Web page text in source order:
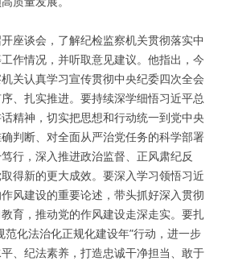
座谈会，了解纪检监察机关贯彻落实中
作情况，并听取意见建议。他指出，今
关认真学习宣传贯彻中央纪委四次全会
、扎实推进。要持续深学细悟习近平总
精神，切实把思想和行动统一到党中央
判断、对全面从严治党任务的科学部署
行，深入推进政治监督、正风肃纪反
得新的更大成效。要深入学习领悟习近
风建设的重要论述，带头抓好深入贯彻
育，推动党的作风建设走深走实。要扎
范化法治化正规化建设年”行动，进一步
、纪法素养，打造忠诚干净担当、敢于